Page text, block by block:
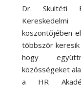
Dr. Skultéti
köszöntőjében
többször keresik
hogy
közösségeket
a HR